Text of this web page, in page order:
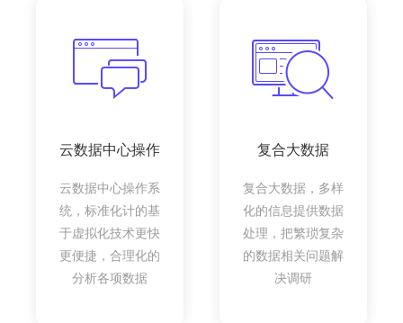
云数据中心操作
云数据中心操作系
统，标准化计的基
于虚拟化技术更快
更便捷，合理化的
分析各项数据
复合大数据
复合大数据，多样
化的信息提供数据
处理，把繁琐复杂
的数据相关问题解
决调研